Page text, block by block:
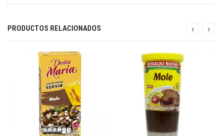
PRODUCTOS RELACIONADOS